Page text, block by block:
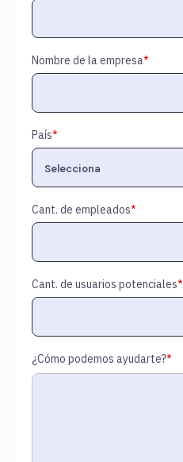
Nombre de la empresa*
País*
Cant. de empleados*
Cant. de usuarios potenciales*
¿Cómo podemos ayudarte?*